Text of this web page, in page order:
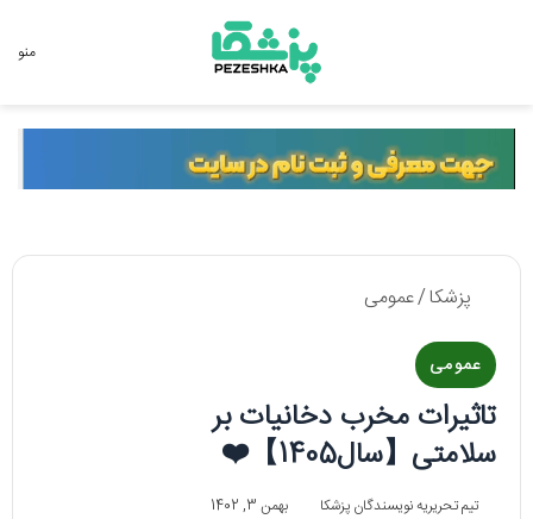
منو
پزشکا/عمومی
عمومی
تاثیرات مخرب دخانیات بر
سلامتی【سال1405】❤️
تیم تحریریه نویسندگان پزشکا
بهمن 3, 1402